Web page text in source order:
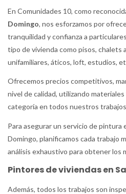
En Comunidades 10, como
Domingo, nos esforzamos por
tranquilidad y confianza a
tipo de vivienda como pisos, chalets
unifamiliares, áticos, loft, estudios,
Ofrecemos precios competitivos,
nivel de calidad, utilizando
categoría en todos nuestros
Para asegurar un servicio de pintura
Domingo, planificamos cada trabajo
análisis exhaustivo para obtener los
Pintores de viviendas en
Además, todos los trabajos son